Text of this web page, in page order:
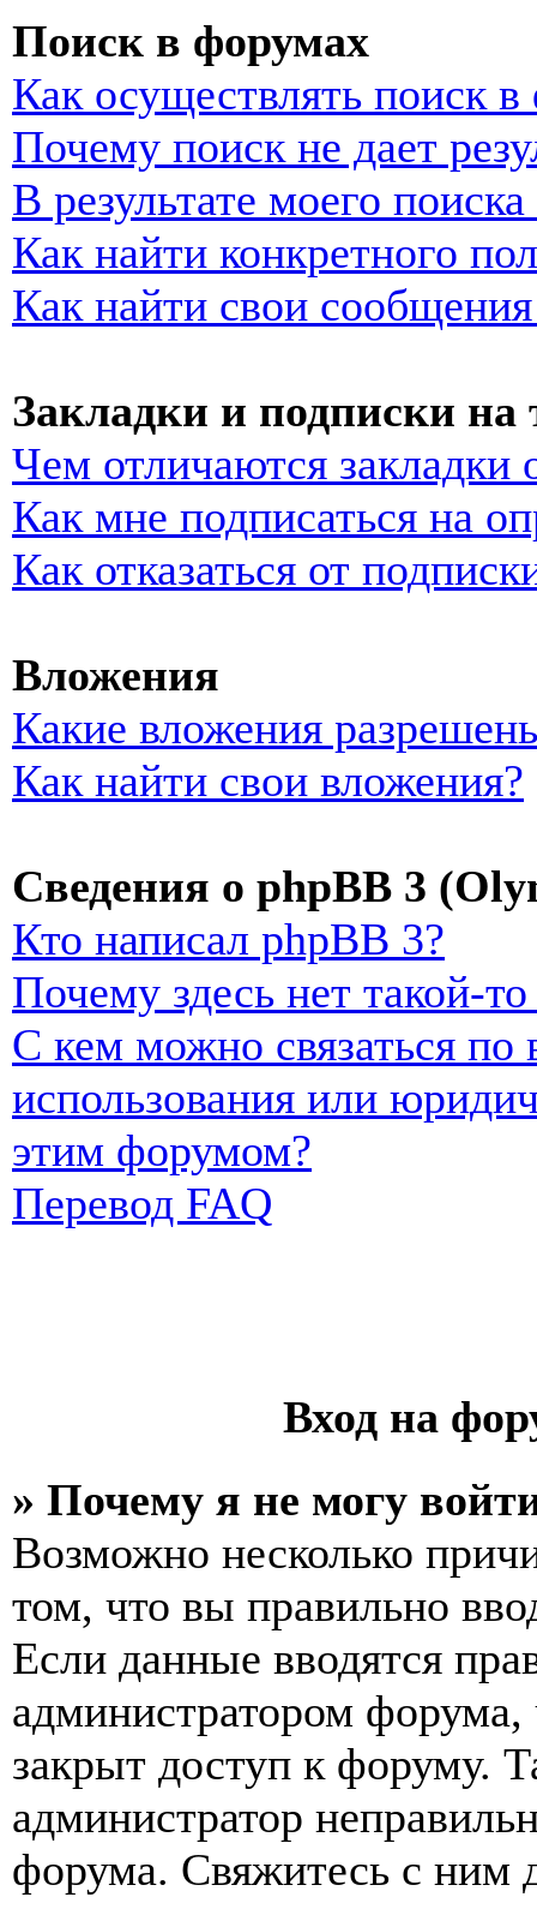
Поиск в форумах
Как осуществлять поиск
Почему поиск не дает
В результате моего
Как найти конкретного
Как найти свои
Закладки и подписки
Чем отличаются закладки
Как мне подписаться на
Как отказаться от
Вложения
Какие вложения
Как найти свои вложения?
Сведения о phpBB 3
Кто написал phpBB 3?
Почему здесь нет такой-
С кем можно связаться по
использования или
этим форумом?
Перевод FAQ
Вход на
» Почему я не могу
Возможно несколько
том, что вы правильно
Если данные вводятся
администратором
закрыт доступ к форуму.
администратор
форума. Свяжитесь с ним